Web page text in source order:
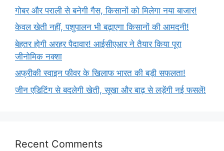
गोबर और पराली से बनेगी गैस, किसानों को मिलेगा नया बाजार!
केवल खेती नहीं, पशुपालन भी बढ़ाएगा किसानों की आमदनी!
बेहतर होगी अरहर पैदावार! आईसीएआर ने तैयार किया पूरा
जीनोमिक नक्शा
अफ्रीकी स्वाइन फीवर के खिलाफ भारत की बड़ी सफलता!
जीन एडिटिंग से बदलेगी खेती, सूखा और बाढ़ से लड़ेंगी नई फसलें!
Recent Comments